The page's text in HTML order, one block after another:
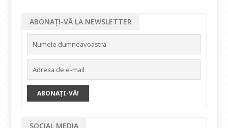
ABONAȚI-VĂ LA NEWSLETTER
SOCIAL MEDIA